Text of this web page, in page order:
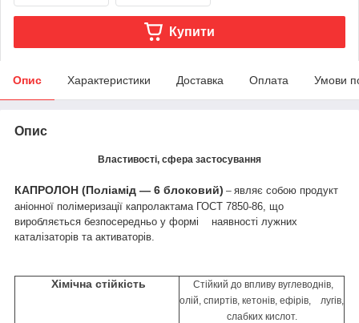
Купити
Опис Характеристики Доставка Оплата Умови
Опис
Властивості, сфера застосування
КАПРОЛОН (Поліамід — 6 блоковий) – являє собою продукт
аніонної полімеризації капролактама ГОСТ 7850-86, що
виробляється безпосередньо у формі наявності лужних
каталізаторів та активаторів.
Хімічна стійкість
Стійкий до впливу вуглеводнів,
олій, спиртів, кетонів, ефірів, лугів,
слабких кислот.